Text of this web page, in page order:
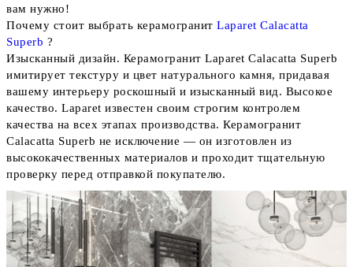
вам нужно!
Почему стоит выбрать керамогранит Laparet Calacatta
Superb ?
Изысканный дизайн. Керамогранит Laparet Calacatta Superb
имитирует текстуру и цвет натурального камня, придавая
вашему интерьеру роскошный и изысканный вид. Высокое
качество. Laparet известен своим строгим контролем
качества на всех этапах производства. Керамогранит
Calacatta Superb не исключение — он изготовлен из
высококачественных материалов и проходит тщательную
проверку перед отправкой покупателю.